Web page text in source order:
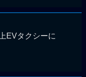
EVタクシーに